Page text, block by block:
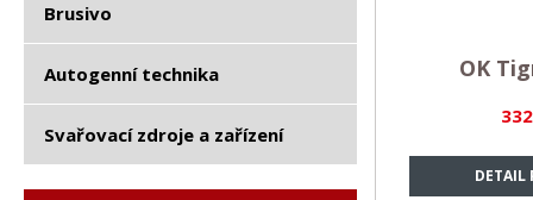
Brusivo
Autogenní technika
Svařovací zdroje a zařízení
DETAIL
OK